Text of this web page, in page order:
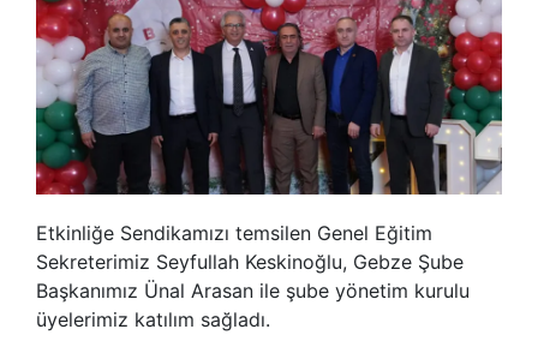
Etkinliğe Sendikamızı temsilen Genel Eğitim
Sekreterimiz Seyfullah Keskinoğlu, Gebze Şube
Başkanımız Ünal Arasan ile şube yönetim kurulu
üyelerimiz katılım sağladı.